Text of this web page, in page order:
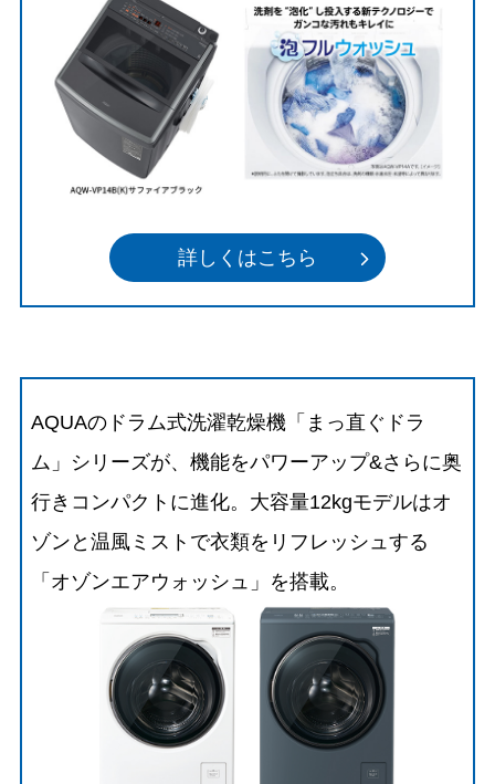
詳しくはこちら
AQUAのドラム式洗濯乾燥機「まっ直ぐドラ
ム」シリーズが、機能をパワーアップ&さらに奥
行きコンパクトに進化。大容量12kgモデルはオ
ゾンと温風ミストで衣類をリフレッシュする
「オゾンエアウォッシュ」を搭載。